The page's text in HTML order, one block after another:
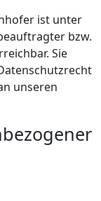
ist unter
bzw.
Sie
unseren